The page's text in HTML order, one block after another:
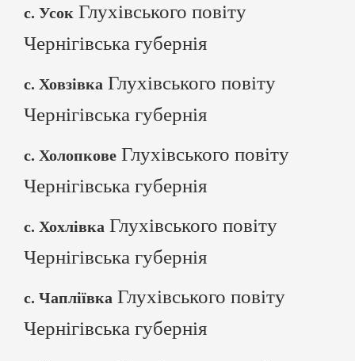
с. Усок Глухівського повіту
Чернігівська губернія
с. Ховзівка Глухівського повіту
Чернігівська губернія
с. Холопкове Глухівського повіту
Чернігівська губернія
с. Хохлівка Глухівського повіту
Чернігівська губернія
с. Чапліївка Глухівського повіту
Чернігівська губернія